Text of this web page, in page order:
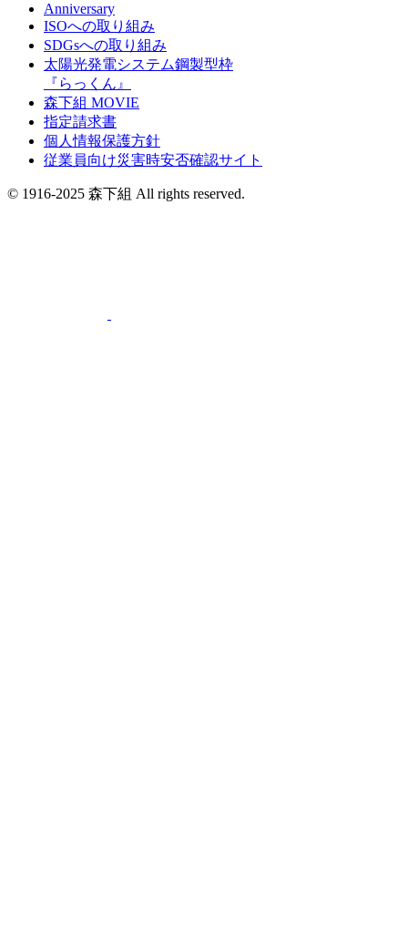
Anniversary
ISOへの取り組み
SDGsへの取り組み
太陽光発電システム鋼製型枠
『らっくん』
森下組 MOVIE
指定請求書
個人情報保護方針
従業員向け災害時安否確認サイト
© 1916-2025 森下組 All rights reserved.